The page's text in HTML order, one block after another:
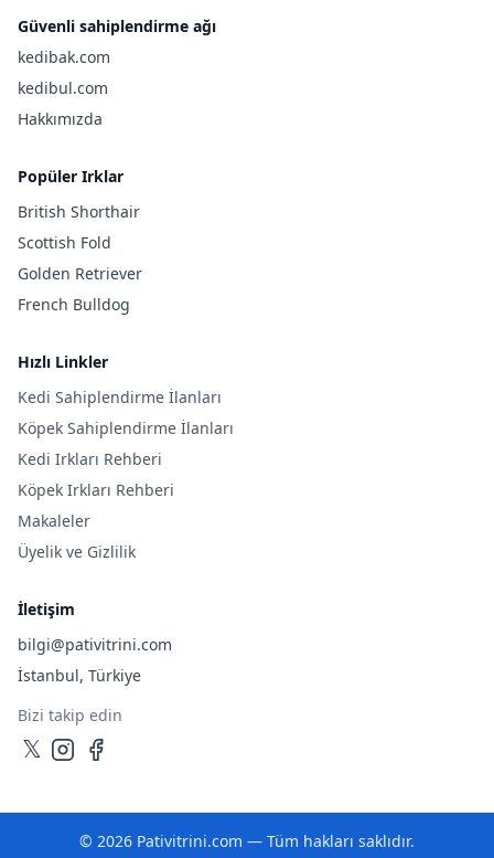
Güvenli sahiplendirme ağı
kedibak.com
kedibul.com
Hakkımızda
Popüler Irklar
British Shorthair
Scottish Fold
Golden Retriever
French Bulldog
Hızlı Linkler
Kedi Sahiplendirme İlanları
Köpek Sahiplendirme İlanları
Kedi Irkları Rehberi
Köpek Irkları Rehberi
Makaleler
Üyelik ve Gizlilik
İletişim
bilgi@pativitrini.com
İstanbul, Türkiye
Bizi takip edin
𝕏
© 2026 Pativitrini.com — Tüm hakları saklıdır.